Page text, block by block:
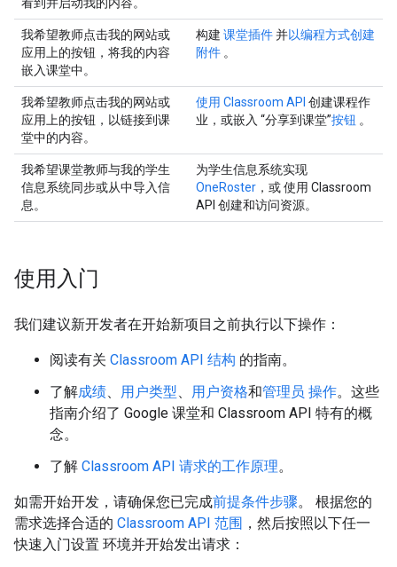
我希望教师点击我的网站或
应用上的按钮，将我的内容
嵌入课堂中。
构建 课堂插件并以编程方式创建
附件 。
我希望教师点击我的网站或
应用上的按钮，以链接到课
堂中的内容。
使用 Classroom API 创建课程作
业，或嵌入 “分享到课堂”按钮 。
我希望课堂教师与我的学生
信息系统同步或从中导入信
息。
为学生信息系统实现
OneRoster ，或 使用 Classroom
API 创建和访问资源。
使用入门
我们建议新开发者在开始新项目之前执行以下操作：
阅读有关 Classroom API 结构 的指南。
了解成绩、 用户类型、 用户资格和管理员 操作。这些
指南介绍了 Google 课堂和 Classroom API 特有的概
念。
了解 Classroom API 请求的工作原理。
如需开始开发，请确保您已完成前提条件步骤。 根据您的
需求选择合适的 Classroom API 范围 ，然后按照以下任一
快速入门设置 环境并开始发出请求：